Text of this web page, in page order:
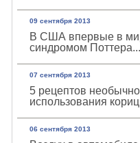
09 сентября 2013
В США впервые в
синдромом Поттера...
07 сентября 2013
5 рецептов
использования
06 сентября 2013